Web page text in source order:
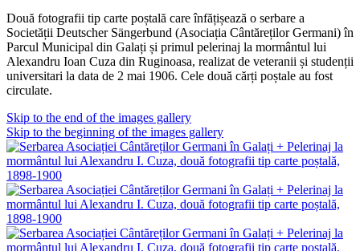
Două fotografii tip carte poștală care înfățișează o serbare a
Societății Deutscher Sängerbund (Asociația Cântăreților Germani) în
Parcul Municipal din Galați și primul pelerinaj la mormântul lui
Alexandru Ioan Cuza din Ruginoasa, realizat de veteranii și studenții
universitari la data de 2 mai 1906. Cele două cărți poștale au fost
circulate.
Skip to the end of the images gallery
Skip to the beginning of the images gallery